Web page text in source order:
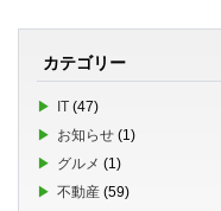
カテゴリー
IT (47)
お知らせ (1)
グルメ (1)
不動産 (59)